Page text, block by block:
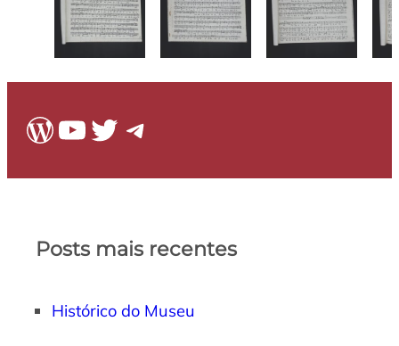
WordPress
Youtube
Twitter
Telegram
Posts mais recentes
Histórico do Museu